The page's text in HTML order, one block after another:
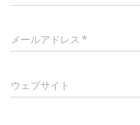
メールアドレス *
ウェブサイト